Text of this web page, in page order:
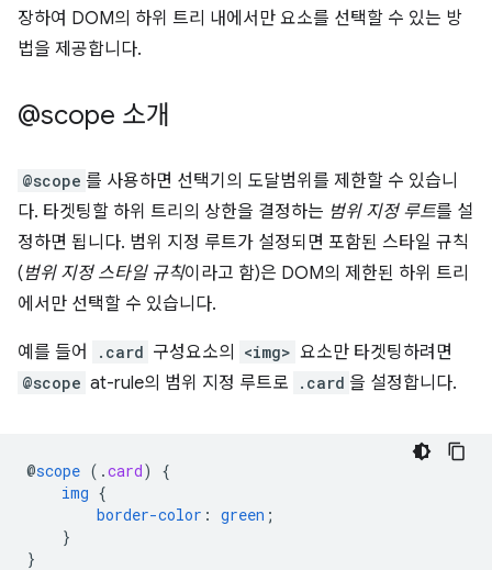
장하여 DOM의 하위 트리 내에서만 요소를 선택할 수 있는 방
법을 제공합니다.
@scope 소개
@scope 를 사용하면 선택기의 도달범위를 제한할 수 있습니
다. 타겟팅할 하위 트리의 상한을 결정하는 범위 지정 루트를 설
정하면 됩니다. 범위 지정 루트가 설정되면 포함된 스타일 규칙
( 범위 지정 스타일 규칙이라고 함)은 DOM의 제한된 하위 트리
에서만 선택할 수 있습니다.
예를 들어 .card 구성요소의 <img> 요소만 타겟팅하려면
@scope at-rule의 범위 지정 루트로 .card 을 설정합니다.
@scope ( .card)
{
img {
border-color : green ;
}
}